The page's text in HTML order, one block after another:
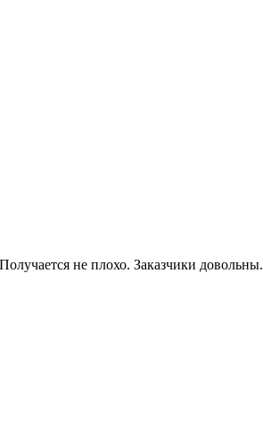
не плохо. Заказчики довольны.